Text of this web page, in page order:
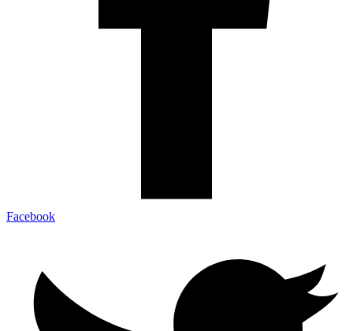
Facebook